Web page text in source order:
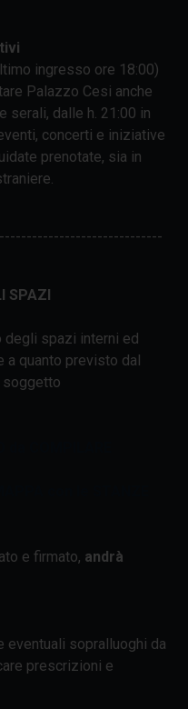
ingresso ore 18:00)
Palazzo Cesi anche
serali, dalle h. 21:00 in
concerti e iniziative
prenotate, sia in
SPAZI
spazi interni ed
a quanto previsto dal
soggetto
e firmato, andrà
eventuali sopralluoghi da
prescrizioni e